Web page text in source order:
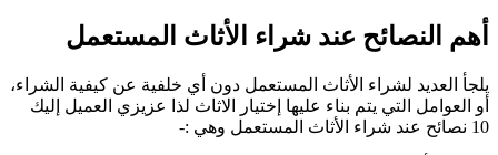
أهم النصائح عند شراء الأثاث المستعمل
يلجأ العديد لشراء الأثاث المستعمل دون أي خلفية عن كيفية الشراء،
أو العوامل التي يتم بناء عليها إختيار الاثاث لذا عزيزي العميل إليك
10 نصائح عند شراء الأثاث المستعمل وهي :-